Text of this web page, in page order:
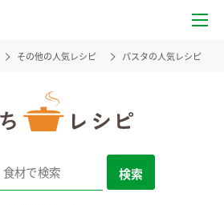
その他の人気レシピ パスタの人気レシピ
検索